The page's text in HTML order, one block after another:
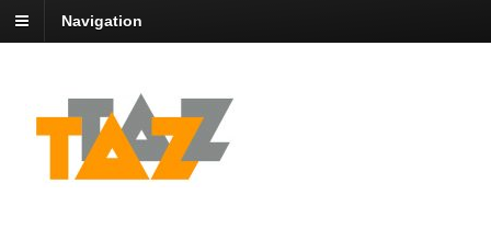
Navigation